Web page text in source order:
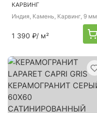
КАРВИНГ
Индия, Камень, Карвинг, 9 мм
1 390 ₽/ м²